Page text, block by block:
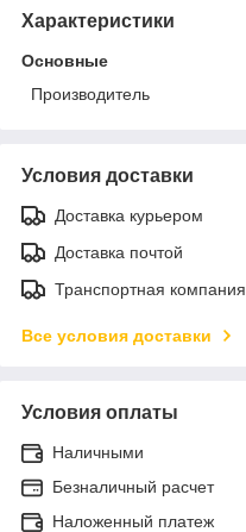
Характеристики
Основные
Производитель
Условия доставки
Доставка курьером
Доставка почтой
Транспортная компания
Все условия доставки
Условия оплаты
Наличными
Безналичный расчет
Наложенный платеж